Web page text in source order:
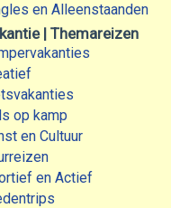
en Alleenstaanden
| Themareizen
op kamp
en Cultuur
en Actief